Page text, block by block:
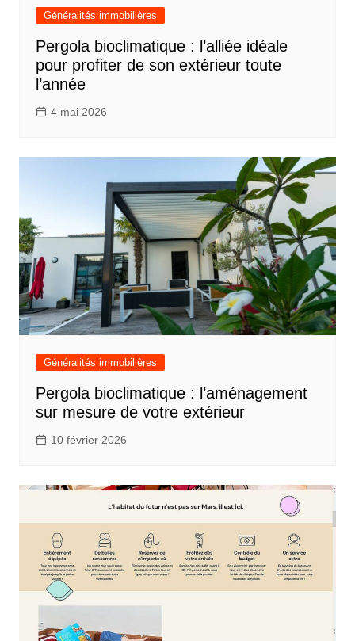
Généralités immobilières
Pergola bioclimatique : l’alliée idéale
pour profiter de son extérieur toute
l’année
4 mai 2026
Généralités immobilières
Pergola bioclimatique : l’aménagement
sur mesure de votre extérieur
10 février 2026